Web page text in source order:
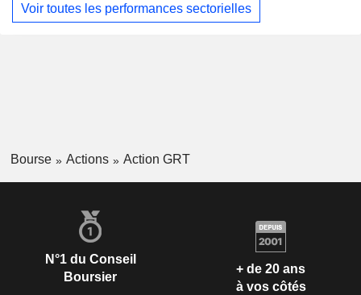
Voir toutes les performances sectorielles
Bourse Actions Action GRT
N°1 du Conseil
Boursier
+ de 20 ans
à vos côtés